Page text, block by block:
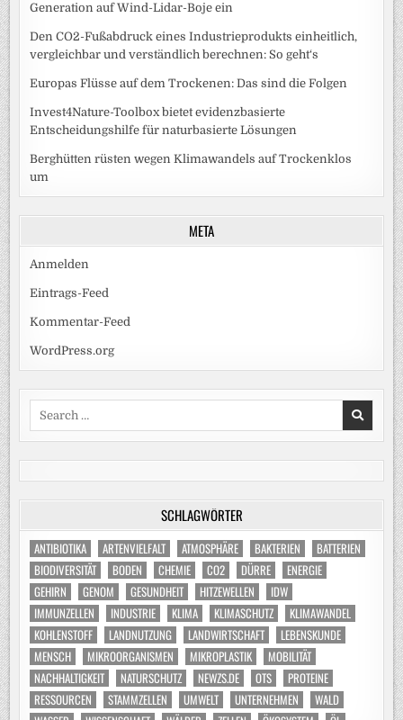
Generation auf Wind-Lidar-Boje ein
Den CO2-Fußabdruck eines Industrieprodukts einheitlich,
vergleichbar und verständlich berechnen: So geht‘s
Europas Flüsse auf dem Trockenen: Das sind die Folgen
Invest4Nature-Toolbox bietet evidenzbasierte
Entscheidungshilfe für naturbasierte Lösungen
Berghütten rüsten wegen Klimawandels auf Trockenklos
um
META
Anmelden
Eintrags-Feed
Kommentar-Feed
WordPress.org
Search
SCHLAGWÖRTER
ANTIBIOTIKA ARTENVIELFALT ATMOSPHÄRE BAKTERIEN
BATTERIEN
BIODIVERSITÄT
BODEN CHEMIE CO2 DÜRRE
ENERGIE
GEHIRN
GENOM GESUNDHEIT HITZEWELLEN
IDW
IMMUNZELLEN
INDUSTRIE KLIMA KLIMASCHUTZ
KLIMAWANDEL
KOHLENSTOFF
LANDNUTZUNG LANDWIRTSCHAFT
LEBENSKUNDE
MENSCH
MIKROORGANISMEN MIKROPLASTIK
MOBILITÄT
NACHHALTIGKEIT
NATURSCHUTZ NEWZS.DE OTS
PROTEINE
RESSOURCEN
STAMMZELLEN UMWELT UNTERNEHMEN
WALD